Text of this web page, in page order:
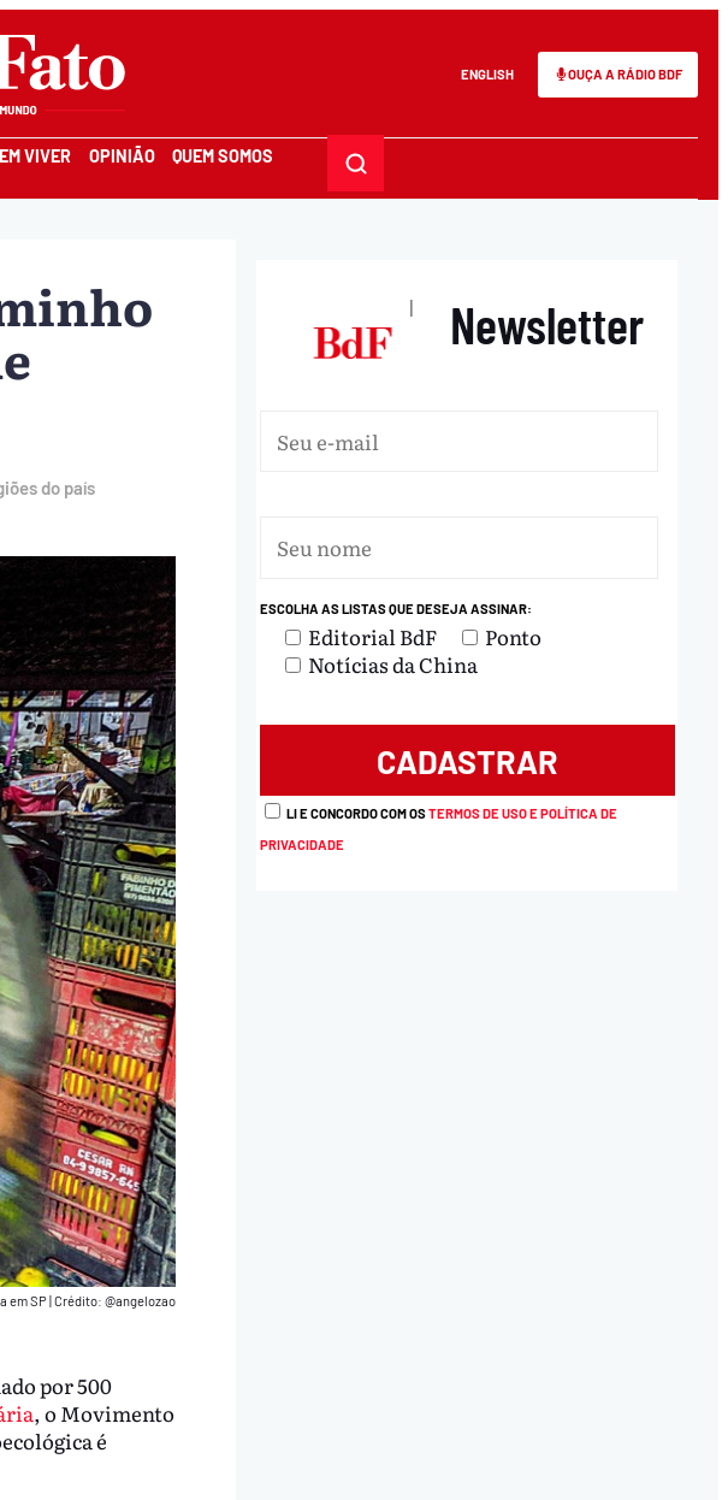
ENGLISH OUÇA A RÁDIO BDF
VIVER OPINIÃO QUEM SOMOS
do país
em SP|Crédito: @angelozao
por 500
, o Movimento
é
| Newsletter
ESCOLHA AS LISTAS QUE DESEJA ASSINAR:
Editorial BdF
Ponto
Notícias da China
LI E CONCORDO COM OSTERMOS DE USO E POLÍTICA DE
PRIVACIDADE